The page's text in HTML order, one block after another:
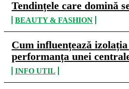
Tendințele care domină
BEAUTY & FASHION
Cum influențează
performanța unei
INFO UTIL